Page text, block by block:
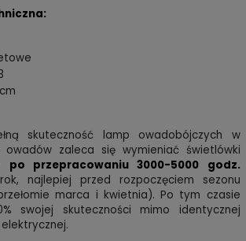
skuteczność lamp owadobójczych w
owadów zaleca się wymieniać świetlówki
po przepracowaniu 3000-5000 godz.
najlepiej przed rozpoczęciem sezonu
marca i kwietnia). Po tym czasie
swojej skuteczności mimo identycznej